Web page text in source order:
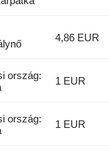
4,86 EUR
ország:
1 EUR
ország:
1 EUR